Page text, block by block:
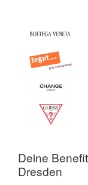
mehr als 4
Deine
Dresden